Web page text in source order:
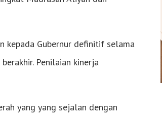
kepada Gubernur definitif selama
Penilaian kinerja
yang yang sejalan dengan